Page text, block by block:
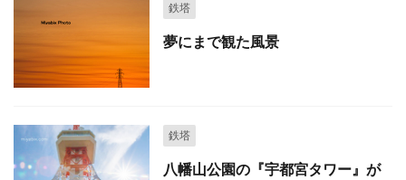
鉄塔
夢にまで観た風景
鉄塔
八幡山公園の『宇都宮タワー』が